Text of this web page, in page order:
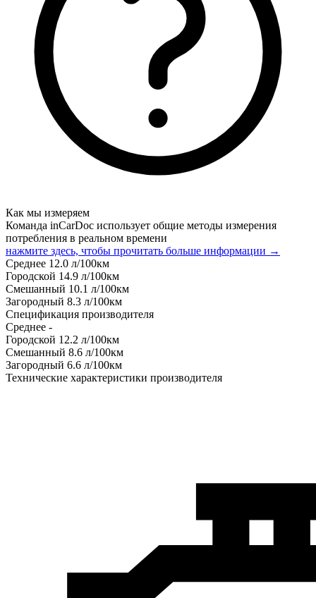
Как мы измеряем
Команда inCarDoc использует общие методы измерения
потребления в реальном времени
нажмите здесь, чтобы прочитать больше информации →
Среднее 12.0 л/100км
Городской 14.9 л/100км
Смешанный 10.1 л/100км
Загородный 8.3 л/100км
Спецификация производителя
Среднее -
Городской 12.2 л/100км
Смешанный 8.6 л/100км
Загородный 6.6 л/100км
Технические характеристики производителя